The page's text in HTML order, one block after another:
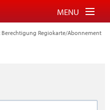
MENU
Berechtigung Regiokarte/Abonnement